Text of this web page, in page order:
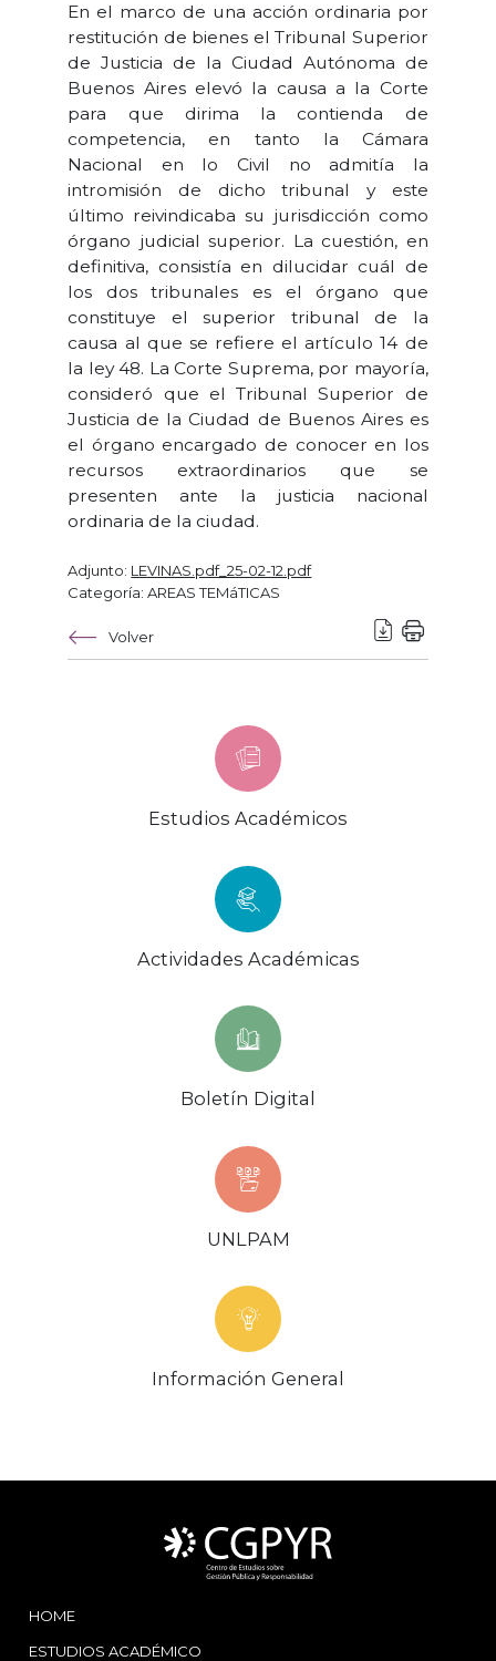
En el marco de una acción ordinaria por
restitución de bienes el Tribunal Superior
de Justicia de la Ciudad Autónoma de
Buenos Aires elevó la causa a la Corte
para que dirima la contienda de
competencia, en tanto la Cámara
Nacional en lo Civil no admitía la
intromisión de dicho tribunal y este
último reivindicaba su jurisdicción como
órgano judicial superior. La cuestión, en
definitiva, consistía en dilucidar cuál de
los dos tribunales es el órgano que
constituye el superior tribunal de la
causa al que se refiere el artículo 14 de
la ley 48. La Corte Suprema, por mayoría,
consideró que el Tribunal Superior de
Justicia de la Ciudad de Buenos Aires es
el órgano encargado de conocer en los
recursos extraordinarios que se
presenten ante la justicia nacional
ordinaria de la ciudad.
Adjunto: LEVINAS.pdf_25-02-12.pdf
Categoría: AREAS TEMáTICAS
Volver
Estudios Académicos
Actividades Académicas
Boletín Digital
UNLPAM
Información General
HOME
ESTUDIOS ACADÉMICO